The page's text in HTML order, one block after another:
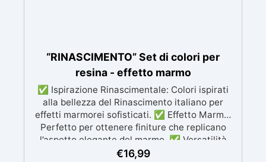
“RINASCIMENTO” Set di colori per
resina - effetto marmo
✅ Ispirazione Rinascimentale: Colori ispirati
alla bellezza del Rinascimento italiano per
effetti marmorei sofisticati. ✅ Effetto Marmo:
Perfetto per ottenere finiture che replicano
l’aspetto elegante del marmo. ✅ Versatilità
Creativa: I colori possono essere mescolati per
€16,99